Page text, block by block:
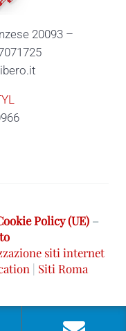
20093 –
Policy (UE) –
siti internet
| Siti Roma